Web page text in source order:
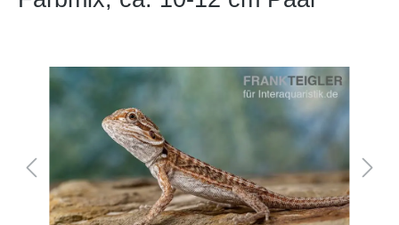
Bildergalerie überspringen